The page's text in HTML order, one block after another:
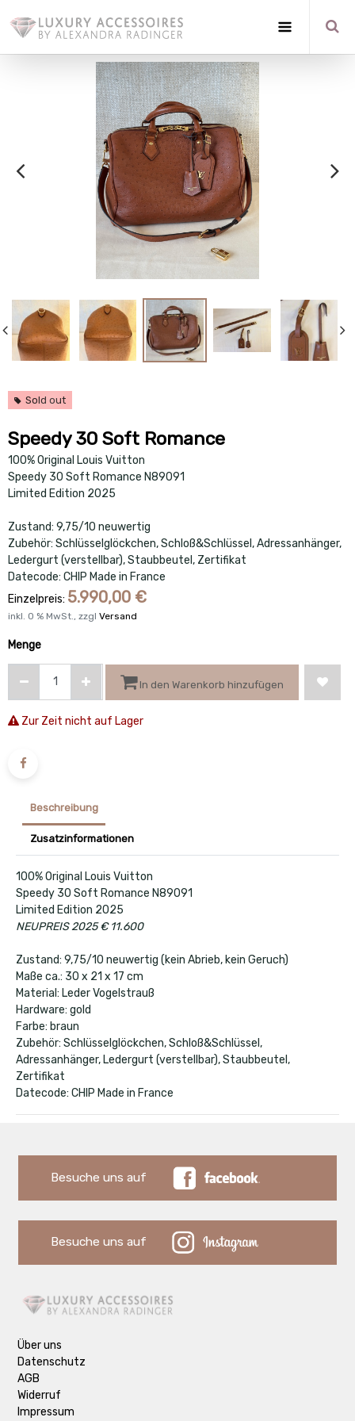
Sold out
Speedy 30 Soft Romance
100% Original Louis Vuitton
Speedy 30 Soft Romance N89091
Limited Edition 2025
Zustand: 9,75/10 neuwertig
Zubehör: Schlüsselglöckchen, Schloß&Schlüssel, Adressanhänger,
Ledergurt (verstellbar), Staubbeutel, Zertifikat
Datecode: CHIP Made in France
Einzelpreis: 5.990,00 €
inkl. 0 % MwSt., zzgl Versand
Menge
In den Warenkorb hinzufügen
Zur Zeit nicht auf Lager
Beschreibung
Zusatzinformationen
100% Original Louis Vuitton
Speedy 30 Soft Romance N89091
Limited Edition 2025
NEUPREIS 2025 € 11.600
Zustand: 9,75/10 neuwertig (kein Abrieb, kein Geruch)
Maße ca.: 30 x 21 x 17 cm
Material: Leder Vogelstrauß
Hardware: gold
Farbe: braun
Zubehör: Schlüsselglöckchen, Schloß&Schlüssel,
Adressanhänger, Ledergurt (verstellbar), Staubbeutel,
Zertifikat
Datecode: CHIP Made in France
Besuche uns auf
Besuche uns auf
Über uns
Datenschutz
AGB
Widerruf
Impressum